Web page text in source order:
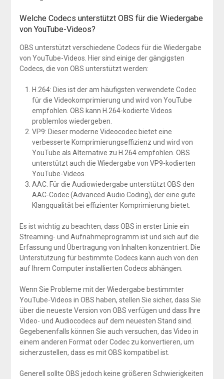
Welche Codecs unterstützt OBS für die Wiedergabe
von YouTube-Videos?
OBS unterstützt verschiedene Codecs für die Wiedergabe
von YouTube-Videos. Hier sind einige der gängigsten
Codecs, die von OBS unterstützt werden:
H.264: Dies ist der am häufigsten verwendete Codec
für die Videokomprimierung und wird von YouTube
empfohlen. OBS kann H.264-kodierte Videos
problemlos wiedergeben.
VP9: Dieser moderne Videocodec bietet eine
verbesserte Komprimierungseffizienz und wird von
YouTube als Alternative zu H.264 empfohlen. OBS
unterstützt auch die Wiedergabe von VP9-kodierten
YouTube-Videos.
AAC: Für die Audiowiedergabe unterstützt OBS den
AAC-Codec (Advanced Audio Coding), der eine gute
Klangqualität bei effizienter Komprimierung bietet.
Es ist wichtig zu beachten, dass OBS in erster Linie ein
Streaming- und Aufnahmeprogramm ist und sich auf die
Erfassung und Übertragung von Inhalten konzentriert. Die
Unterstützung für bestimmte Codecs kann auch von den
auf Ihrem Computer installierten Codecs abhängen.
Wenn Sie Probleme mit der Wiedergabe bestimmter
YouTube-Videos in OBS haben, stellen Sie sicher, dass Sie
über die neueste Version von OBS verfügen und dass Ihre
Video- und Audiocodecs auf dem neuesten Stand sind.
Gegebenenfalls können Sie auch versuchen, das Video in
einem anderen Format oder Codec zu konvertieren, um
sicherzustellen, dass es mit OBS kompatibel ist.
Generell sollte OBS jedoch keine größeren Schwierigkeiten